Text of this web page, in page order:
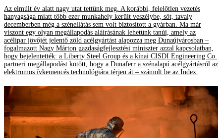
Az elmúlt év alatt nagy utat tettünk meg. A korábbi, felelőtlen vezetés
hanyagsága miatt több ezer munkahely került veszélybe, sőt, tavaly
decemberben még a szénellátás sem volt biztosított a gyárban. Ma már
viszont egy olyan megállapodás aláírásának lehetünk tanúi, amely az
acélipar jövőjét jelentő zöld acélgyártást alapozza meg Dunaújvárosban –
fogalmazott Nagy Márton gazdaságfejlesztési miniszter azzal kapcsolatban,
hogy bejelentették: a Liberty Steel Group és a kínai CISDI Engineering Co.
partneri megállapodást kötött, hogy a Dunaferr a szénalapú acélgyártásról az
elektromos ívkemencés technológiára térjen át – számolt be az Index.